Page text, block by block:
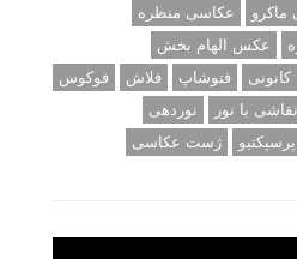
عکاسی منظره
عکس الهام بخش
کانونی فتوشاپ فلاش
فوکوس
نقاشی با نور
نوردهی
پرسپکتیو ژست عکاسی